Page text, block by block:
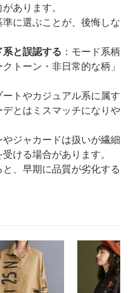
あります。
に選ぶことが、後悔しな
と誤認する ：モード系柄
トーン・非日常的な柄」
トやカジュアル系に属す
とはミスマッチになりや
やジャカードは扱いが繊細
ける場合があります。
、早期に品質が劣化する